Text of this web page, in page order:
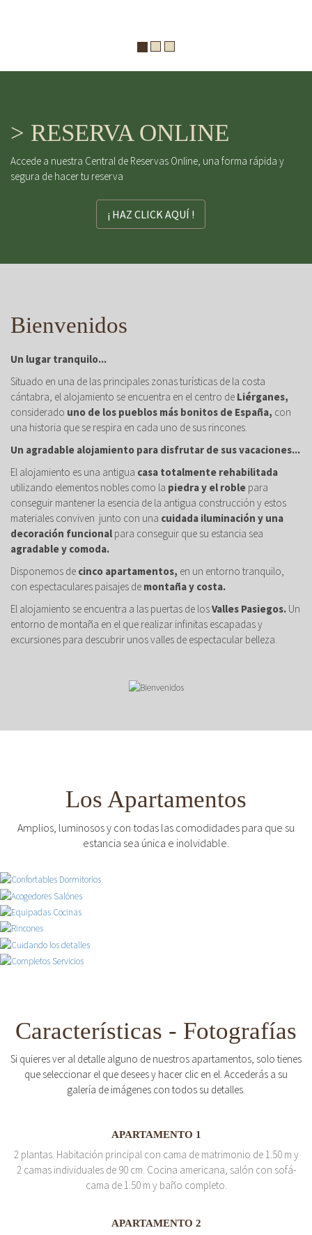
> RESERVA ONLINE
Accede a nuestra Central de Reservas Online, una forma rápida y
segura de hacer tu reserva
¡ HAZ CLICK AQUÍ !
Bienvenidos
Un lugar tranquilo...
Situado en una de las principales zonas turísticas de la costa
cántabra, el alojamiento se encuentra en el centro de Liérganes,
considerado uno de los pueblos más bonitos de España, con
una historia que se respira en cada uno de sus rincones.
Un agradable alojamiento para disfrutar de sus vacaciones...
El alojamiento es una antigua casa totalmente rehabilitada
utilizando elementos nobles como la piedra y el roble para
conseguir mantener la esencia de la antigua construcción y estos
materiales conviven junto con una cuidada iluminación y una
decoración funcional para conseguir que su estancia sea
agradable y comoda.
Disponemos de cinco apartamentos, en un entorno tranquilo,
con espectaculares paisajes de montaña y costa.
El alojamiento se encuentra a las puertas de losValles Pasiegos. Un
entorno de montaña en el que realizar infinitas escapadas y
excursiones para descubrir unos valles de espectacular belleza.
Los Apartamentos
Amplios, luminosos y con todas las comodidades para que su
estancia sea única e inolvidable.
Características - Fotografías
Si quieres ver al detalle alguno de nuestros apartamentos, solo tienes
que seleccionar el que desees y hacer clic en el. Accederás a su
galería de imágenes con todos su detalles.
APARTAMENTO 1
2 plantas. Habitación principal con cama de matrimonio de 1.50 m y
2 camas individuales de 90 cm. Cocina americana, salón con sofá-
cama de 1.50 m y baño completo.
APARTAMENTO 2